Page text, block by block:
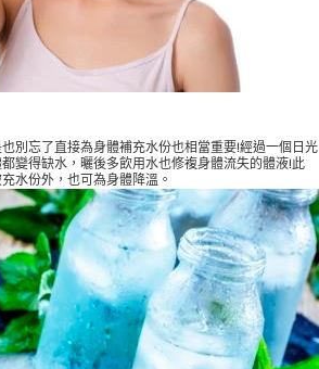
別忘了直接為身體補充水份也相當重要!經過一個日光
變得缺水，曬後多飲用水也修複身體流失的體液!此
水份外，也可為身體降溫。